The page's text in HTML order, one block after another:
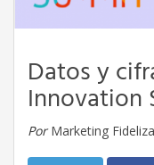
Datos y
Innovation
Por Marketing